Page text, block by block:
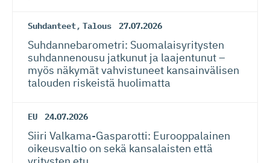
Suhdanteet, Talous 27.07.2026
Suhdanneba­ro­metri: Suomalaisy­ri­tysten
suhdannenousu jatkunut ja laajentunut –
myös näkymät vahvistuneet kansainvälisen
talouden riskeistä huolimatta
EU 24.07.2026
Siiri Valkama-Gas­pa­rotti: Eurooppalainen
oikeusvaltio on sekä kansalaisten että